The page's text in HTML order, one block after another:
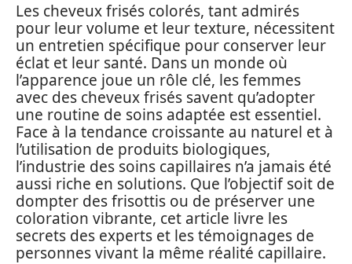
Les cheveux frisés colorés, tant admirés
pour leur volume et leur texture, nécessitent
un entretien spécifique pour conserver leur
éclat et leur santé. Dans un monde où
l’apparence joue un rôle clé, les femmes
avec des cheveux frisés savent qu’adopter
une routine de soins adaptée est essentiel.
Face à la tendance croissante au naturel et à
l’utilisation de produits biologiques,
l’industrie des soins capillaires n’a jamais été
aussi riche en solutions. Que l’objectif soit de
dompter des frisottis ou de préserver une
coloration vibrante, cet article livre les
secrets des experts et les témoignages de
personnes vivant la même réalité capillaire.